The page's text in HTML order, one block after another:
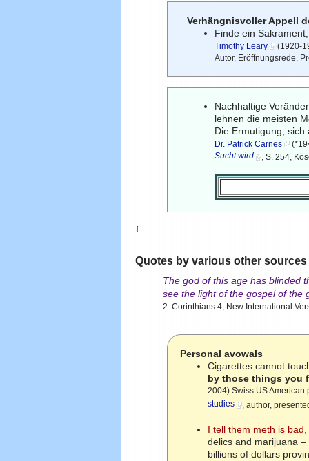
Verhängnisvoller Appell
Finde ein
Timothy Leary (1920-
Autor, Eröffnungsrede,
Nachhaltige
lehnen die meisten
Die Ermutigung,
Dr. Patrick Carnes
Sucht wird , S. 254,
↑
Quotes by various other sources
The god of this age has blinded
see the light of the gospel of the
2. Corinthians 4, New International
Personal avowals
Cigarettes cannot
by those things you
2004) Swiss US
studies
, author,
I tell them meth is
delics and marijuana
billions of dollars